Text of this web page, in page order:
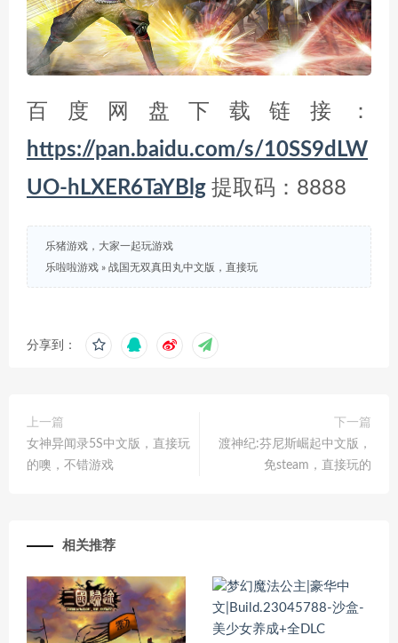
百度网盘下载链接：
https://pan.baidu.com/s/10SS9dLW
UO-hLXER6TaYBlg 提取码：8888
乐猪游戏，大家一起玩游戏
乐啦啦游戏 » 战国无双真田丸中文版，直接玩
分享到：
上一篇
女神异闻录5S中文版，直接玩
的噢，不错游戏
下一篇
渡神纪:芬尼斯崛起中文版，
免steam，直接玩的
相关推荐